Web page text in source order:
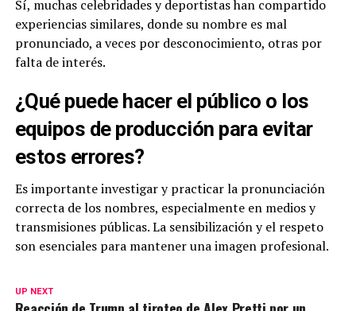
Sí, muchas celebridades y deportistas han compartido
experiencias similares, donde su nombre es mal
pronunciado, a veces por desconocimiento, otras por
falta de interés.
¿Qué puede hacer el público o los
equipos de producción para evitar
estos errores?
Es importante investigar y practicar la pronunciación
correcta de los nombres, especialmente en medios y
transmisiones públicas. La sensibilización y el respeto
son esenciales para mantener una imagen profesional.
UP NEXT